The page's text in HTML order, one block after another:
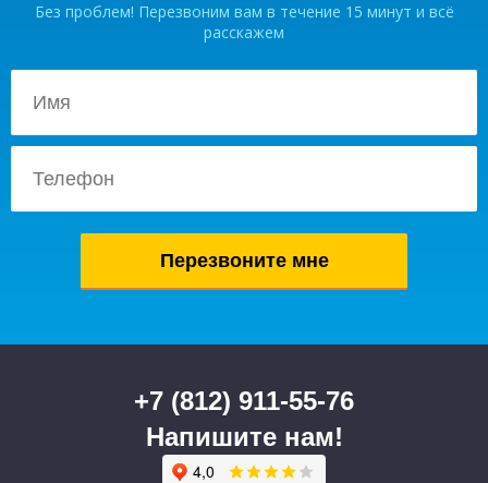
Без проблем! Перезвоним вам в течение 15 минут и всё
расскажем
+7 (812) 911-55-76
Напишите нам!